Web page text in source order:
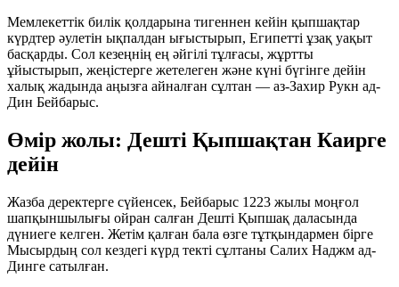
Мемлекеттік билік қолдарына тигеннен кейін қыпшақтар
күрдтер әулетін ықпалдан ығыстырып, Египетті ұзақ уақыт
басқарды. Сол кезеңнің ең әйгілі тұлғасы, жұртты
ұйыстырып, жеңістерге жетелеген және күні бүгінге дейін
халық жадында аңызға айналған сұлтан — аз-Захир Рукн ад-
Дин Бейбарыс.
Өмір жолы: Дешті Қыпшақтан Каирге
дейін
Жазба деректерге сүйенсек, Бейбарыс 1223 жылы моңғол
шапқыншылығы ойран салған Дешті Қыпшақ даласында
дүниеге келген. Жетім қалған бала өзге тұтқындармен бірге
Мысырдың сол кездегі күрд текті сұлтаны Салих Наджм ад-
Динге сатылған.